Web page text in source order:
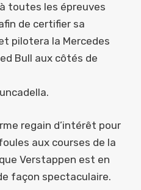
toutes les épreuves
de certifier sa
pilotera la Mercedes
Bull aux côtés de
regain d’intérêt pour
aux courses de la
Verstappen est en
façon spectaculaire.